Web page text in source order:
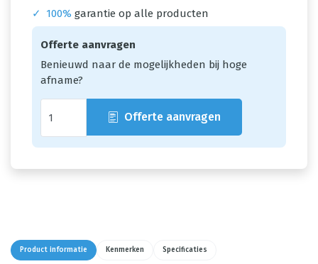
✓
100% garantie op alle producten
Offerte aanvragen
Benieuwd naar de mogelijkheden bij hoge
afname?
Offerte aanvragen
Product informatie Kenmerken Specificaties